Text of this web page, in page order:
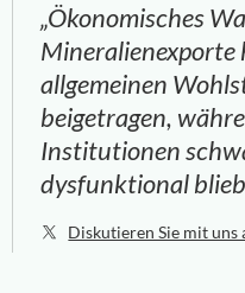
„Ökonomisches
allgemeinen
beigetragen,
Institutionen
dysfunktional
Diskutieren Sie mit uns